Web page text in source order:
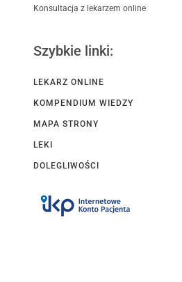
Konsultacja z lekarzem online
Szybkie linki:
LEKARZ ONLINE
KOMPENDIUM WIEDZY
MAPA STRONY
LEKI
DOLEGLIWOŚCI